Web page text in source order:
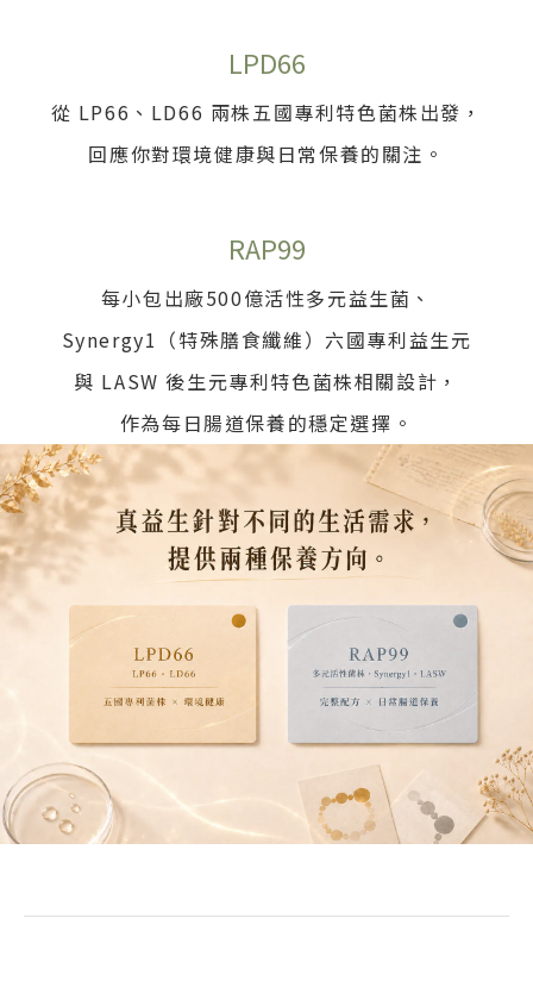
LPD66
從 LP66、LD66 兩株五國專利特色菌株出發，
回應你對環境健康與日常保養的關注。
RAP99
每小包出廠500億活性多元益生菌、
Synergy1（特殊膳食纖維）六國專利益生元
與 LASW 後生元專利特色菌株相關設計，
作為每日腸道保養的穩定選擇。